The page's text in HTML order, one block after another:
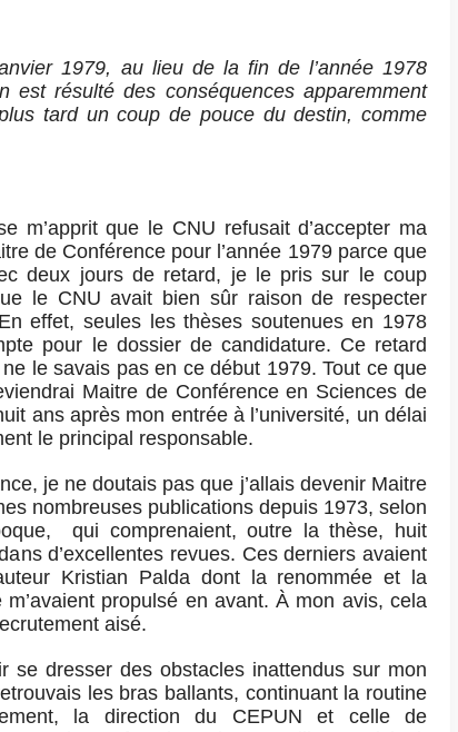
1979, au lieu de la fin de l’année 1978
est résulté des conséquences apparemment
tard un coup de pouce du destin, comme
m’apprit que le CNU refusait d’accepter ma
de Conférence pour l’année 1979 parce que
deux jours de retard, je le pris sur le coup
le CNU avait bien sûr raison de respecter
effet, seules les thèses soutenues en 1978
pour le dossier de candidature. Ce retard
le savais pas en ce début 1979. Tout ce que
Maitre de Conférence en Sciences de
ans après mon entrée à l’université, un délai
le principal responsable.
je ne doutais pas que j’allais devenir Maitre
nombreuses publications depuis 1973, selon
qui comprenaient, outre la thèse, huit
d’excellentes revues. Ces derniers avaient
Kristian Palda dont la renommée et la
m’avaient propulsé en avant. À mon avis, cela
aisé.
se dresser des obstacles inattendus sur mon
les bras ballants, continuant la routine
la direction du CEPUN et celle de